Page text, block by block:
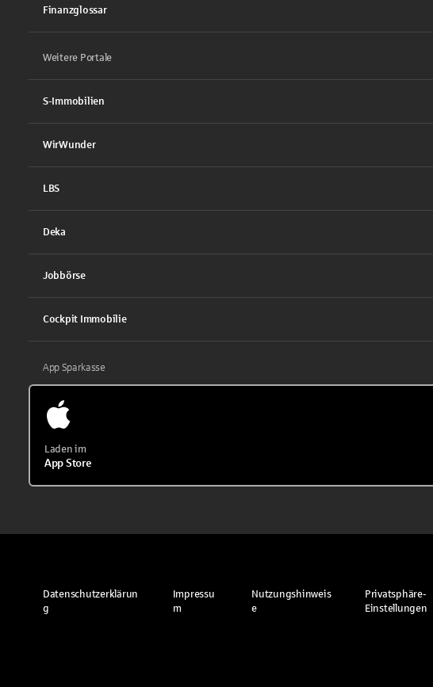
Finanzglossar
Weitere Portale
S-Immobilien
WirWunder
LBS
Deka
Jobbörse
Cockpit Immobilie
App Sparkasse
Laden im
App Store
Datenschutzerklärun
g
Impressu
m
Nutzungshinweis
e
Privatsphäre-
Einstellungen